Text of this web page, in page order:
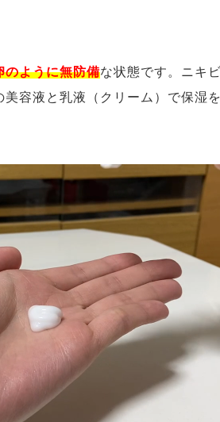
のように無防備な状態です。ニキ
容液と乳液（クリーム）で保湿